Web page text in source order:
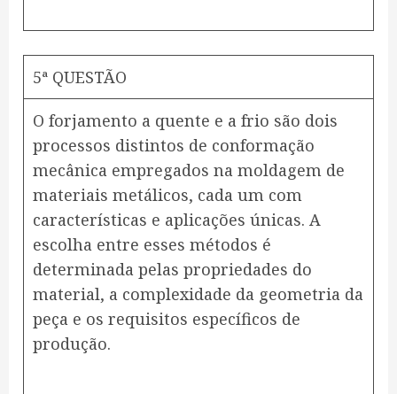
5ª QUESTÃO
O forjamento a quente e a frio são dois
processos distintos de conformação
mecânica empregados na moldagem de
materiais metálicos, cada um com
características e aplicações únicas. A
escolha entre esses métodos é
determinada pelas propriedades do
material, a complexidade da geometria da
peça e os requisitos específicos de
produção.